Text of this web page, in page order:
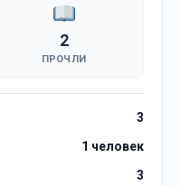
2
ПРОЧЛИ
3
1 человек
3